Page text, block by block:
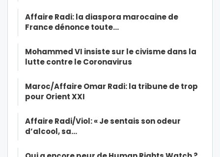
Affaire Radi: la diaspora marocaine de
France dénonce toute…
Mohammed VI insiste sur le civisme dans la
lutte contre le Coronavirus
Maroc/Affaire Omar Radi: la tribune de trop
pour Orient XXI
Affaire Radi/Viol: « Je sentais son odeur
d’alcool, sa…